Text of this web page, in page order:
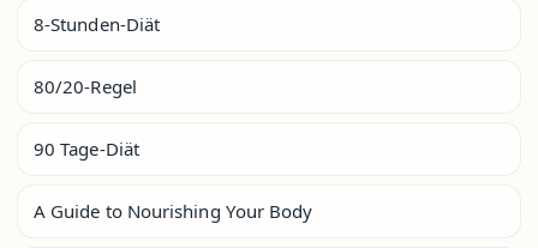
8-Stunden-Diät
80/20-Regel
90 Tage-Diät
A Guide to Nourishing Your Body